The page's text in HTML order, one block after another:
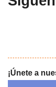
¡Únete a